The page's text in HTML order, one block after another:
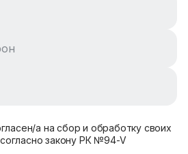
а на сбор и обработку своих
закону РК №94-V